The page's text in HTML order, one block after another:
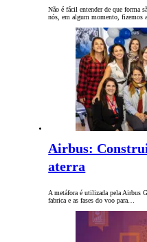
Não é fácil entender de que forma
nós, em algum momento, fizemos
Airbus:
aterra
A metáfora é utilizada pela Airbus
fabrica e as fases do voo para…